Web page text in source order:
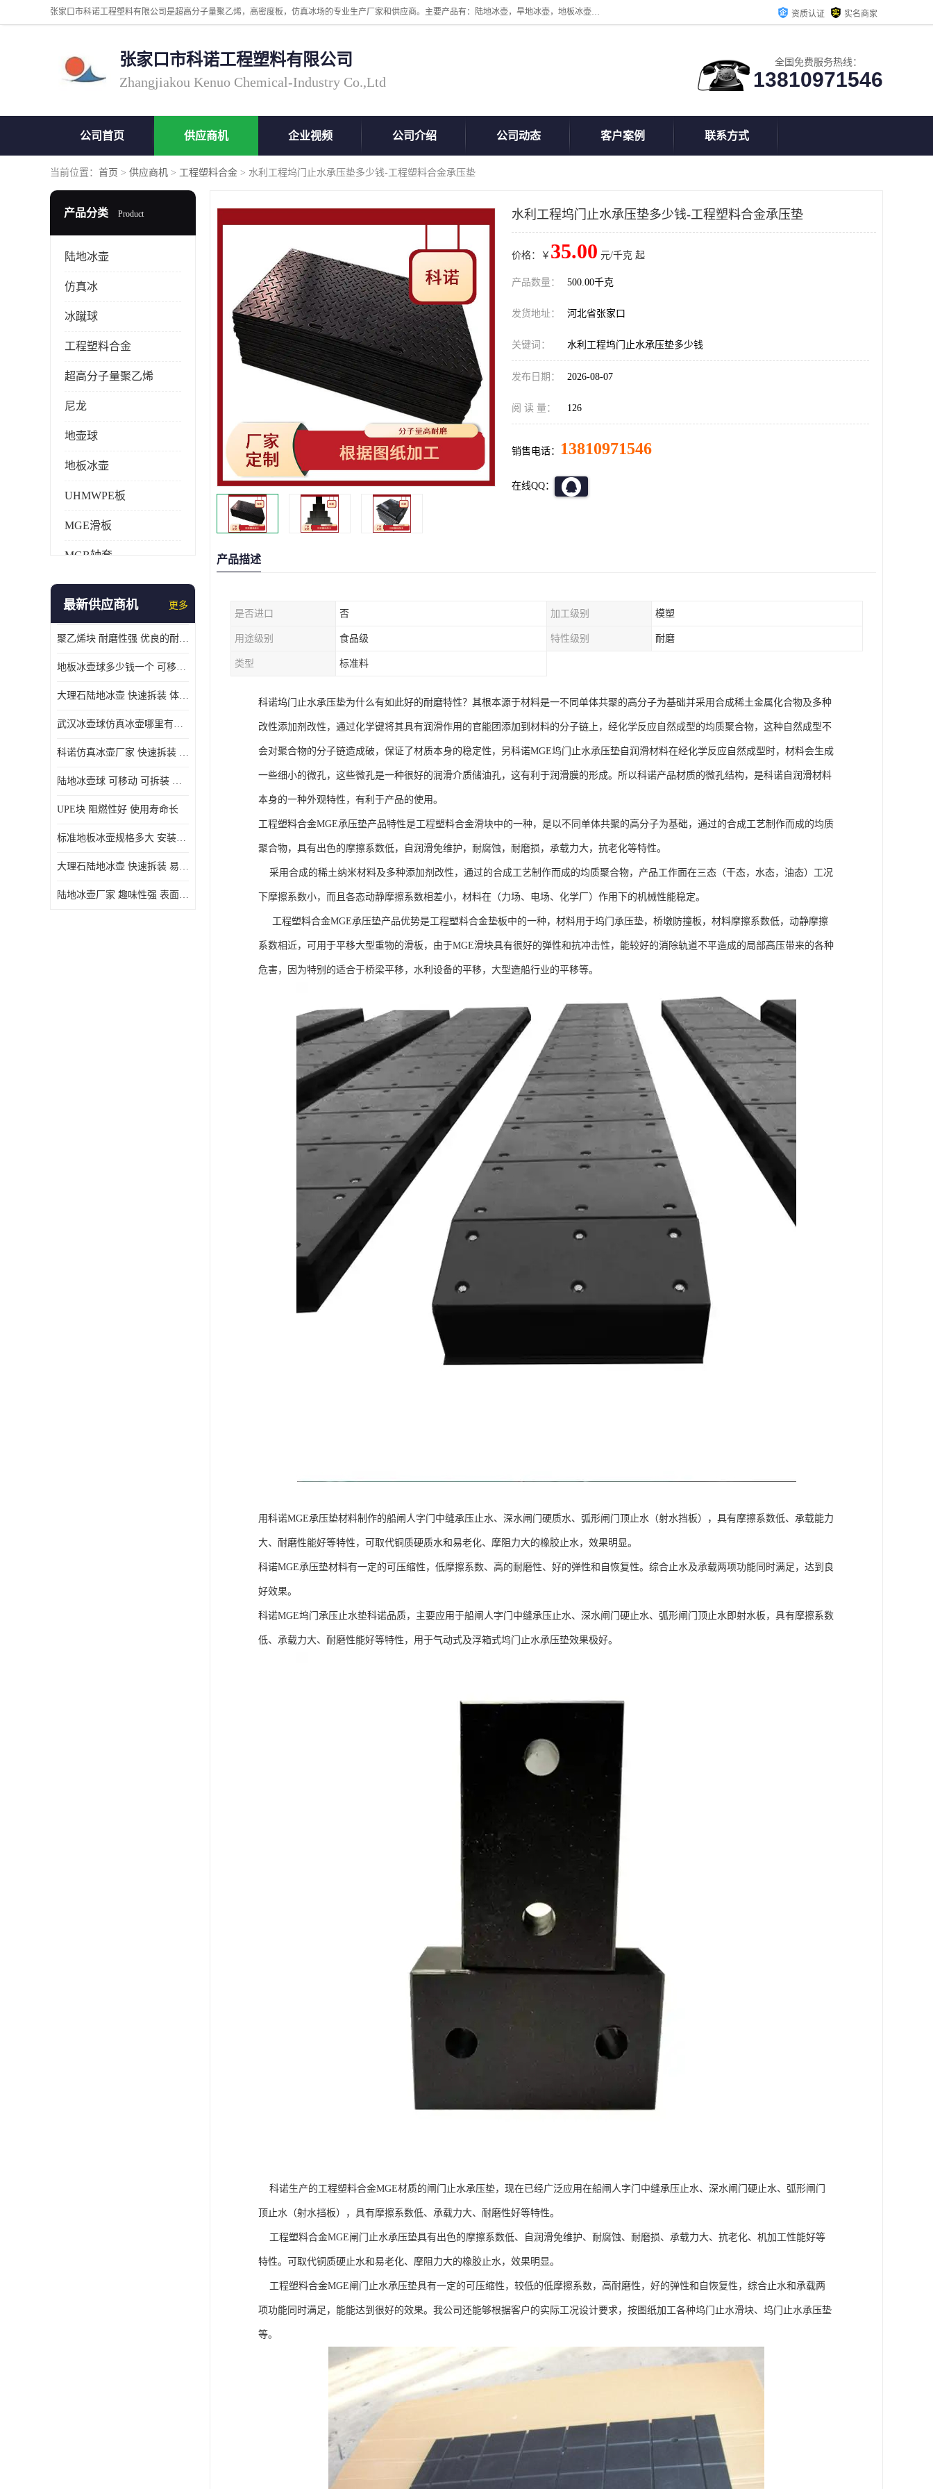
张家口市科诺工程塑料有限公司是超高分子量聚乙烯，高密度板，仿真冰场的专业生产厂家和供应商。主要产品有：陆地冰壶，旱地冰壶，地板冰壶，地壶球，仿真冰壶，仿真冰，冰蹴球，MGB轴套，MGE滑板，高密度板，仿真冰场等产品。欢迎有需要的朋友前来联系。 资质认证 实名商家
张家口市科诺工程塑料有限公司
Zhangjiakou Kenuo Chemical-Industry Co.,Ltd
全国免费服务热线：
13810971546
公司首页 供应商机 企业视频 公司介绍 公司动态 客户案例 联系方式
当前位置： 首页 > 供应商机 > 工程塑料合金 > 水利工程坞门止水承压垫多少钱-工程塑料合金承压垫
产品分类 Product
陆地冰壶
仿真冰
冰蹴球
工程塑料合金
超高分子量聚乙烯
尼龙
地壶球
地板冰壶
UHMWPE板
MGE滑板
MGB轴套
旱地冰壶
MGA滑板滑块
MGE滑板滑块
最新供应商机 更多
聚乙烯块 耐磨性强 优良的耐低温
地板冰壶球多少钱一个 可移动 可拆装 滑行阻力小
大理石陆地冰壶 快速拆装 体积小 重量轻
武汉冰壶球仿真冰壶哪里有卖 趣味性强 体积小 重量轻
科诺仿真冰壶厂家 快速拆装 不受季节影响
陆地冰壶球 可移动 可拆装 表面具有自润滑功能
UPE块 阻燃性好 使用寿命长
标准地板冰壶规格多大 安装简单 方便携带和存储
大理石陆地冰壶 快速拆装 易于学习和掌握
陆地冰壶厂家 趣味性强 表面具有自润滑功能
水利工程坞门止水承压垫多少钱-工程塑料合金承压垫
价格：￥ 35.00 元/千克 起
产品数量： 500.00千克
发货地址： 河北省张家口
关键词： 水利工程坞门止水承压垫多少钱
发布日期： 2026-08-07
阅 读 量： 126
销售电话： 13810971546
在线QQ：
产品描述
是否进口 否 加工级别 模塑
用途级别 食品级 特性级别 耐磨
类型 标准料
科诺坞门止水承压垫为什么有如此好的耐磨特性？其根本源于材料是一不同单体共聚的高分子为基础并采用合成稀土金属化合物及多种
改性添加剂改性，通过化学键将其具有润滑作用的官能团添加到材料的分子链上，经化学反应自然成型的均质聚合物，这种自然成型不
会对聚合物的分子链造成破，保证了材质本身的稳定性，另科诺MGE坞门止水承压垫自润滑材料在经化学反应自然成型时，材料会生成
一些细小的微孔，这些微孔是一种很好的润滑介质储油孔，这有利于润滑膜的形成。所以科诺产品材质的微孔结构，是科诺自润滑材料
本身的一种外观特性，有利于产品的使用。
工程塑料合金MGE承压垫产品特性是工程塑料合金滑块中的一种，是以不同单体共聚的高分子为基础，通过的合成工艺制作而成的均质
聚合物，具有出色的摩擦系数低，自润滑免维护，耐腐蚀，耐磨损，承载力大，抗老化等特性。
采用合成的稀土纳米材料及多种添加剂改性，通过的合成工艺制作而成的均质聚合物，产品工作面在三态（干态，水态，油态）工况
下摩擦系数小，而且各态动静摩擦系数相差小，材料在（力场、电场、化学厂）作用下的机械性能稳定。
工程塑料合金MGE承压垫产品优势是工程塑料合金垫板中的一种，材料用于坞门承压垫，桥墩防撞板，材料摩擦系数低，动静摩擦
系数相近，可用于平移大型重物的滑板，由于MGE滑块具有很好的弹性和抗冲击性，能较好的消除轨道不平造成的局部高压带来的各种
危害，因为特别的适合于桥梁平移，水利设备的平移，大型造船行业的平移等。
用科诺MGE承压垫材料制作的船闸人字门中缝承压止水、深水闸门硬质水、弧形闸门顶止水（射水挡板），具有摩擦系数低、承载能力
大、耐磨性能好等特性，可取代铜质硬质水和易老化、摩阻力大的橡胶止水，效果明显。
科诺MGE承压垫材料有一定的可压缩性，低摩擦系数、高的耐磨性、好的弹性和自恢复性。综合止水及承载两项功能同时满足，达到良
好效果。
科诺MGE坞门承压止水垫科诺品质，主要应用于船闸人字门中缝承压止水、深水闸门硬止水、弧形闸门顶止水即射水板，具有摩擦系数
低、承载力大、耐磨性能好等特性，用于气动式及浮箱式坞门止水承压垫效果极好。
科诺生产的工程塑料合金MGE材质的闸门止水承压垫，现在已经广泛应用在船闸人字门中缝承压止水、深水闸门硬止水、弧形闸门
顶止水（射水挡板），具有摩擦系数低、承载力大、耐磨性好等特性。
工程塑料合金MGE闸门止水承压垫具有出色的摩擦系数低、自润滑免维护、耐腐蚀、耐磨损、承载力大、抗老化、机加工性能好等
特性。可取代铜质硬止水和易老化、摩阻力大的橡胶止水，效果明显。
工程塑料合金MGE闸门止水承压垫具有一定的可压缩性，较低的低摩擦系数，高耐磨性，好的弹性和自恢复性，综合止水和承载两
项功能同时满足，能能达到很好的效果。我公司还能够根据客户的实际工况设计要求，按图纸加工各种坞门止水滑块、坞门止水承压垫
等。